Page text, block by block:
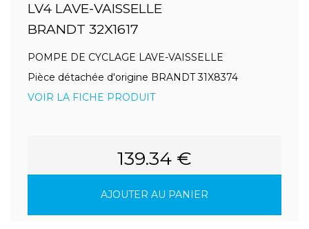
LV4 LAVE-VAISSELLE
BRANDT 32X1617
POMPE DE CYCLAGE LAVE-VAISSELLE
Pièce détachée d'origine BRANDT 31X8374
VOIR LA FICHE PRODUIT
139.34 €
AJOUTER AU PANIER